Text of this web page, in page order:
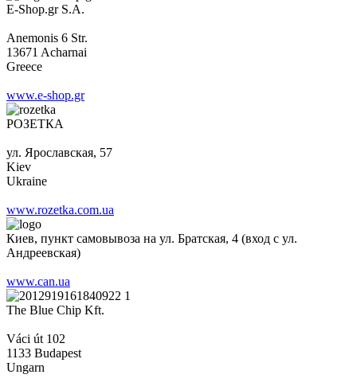
E-Shop.gr S.A.
Anemonis 6 Str.
13671 Acharnai
Greece
www.e-shop.gr
РОЗЕТКА
ул. Ярославская, 57
Kiev
Ukraine
www.rozetka.com.ua
Киев, пункт самовывоза на ул. Братская, 4 (вход с ул.
Андреевская)
www.can.ua
The Blue Chip Kft.
Váci út 102
1133 Budapest
Ungarn